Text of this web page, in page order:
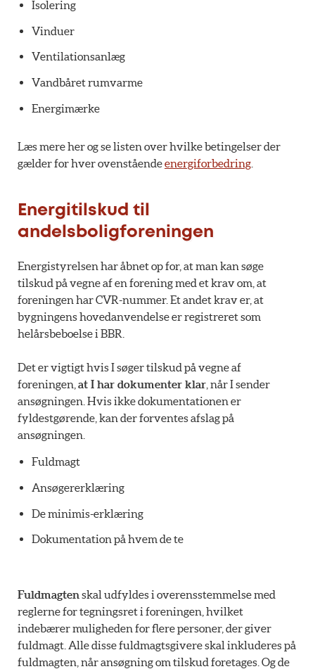
Isolering
Vinduer
Ventilationsanlæg
Vandbåret rumvarme
Energimærke
Læs mere her og se listen over hvilke betingelser der
gælder for hver ovenståendeenergiforbedring
Energitilskud til
andelsboligforeningen
Energistyrelsen har åbnet op for, at man kan søge
tilskud på vegne af en forening med et krav om, at
foreningen har CVR-nummer. Et andet krav er, at
bygningens hovedanvendelse er registreret som
helårsbeboelse i BBR.
Det er vigtigt hvis I søger tilskud på vegne af
foreningen, at I har dokumenter klar , når I sender
ansøgningen. Hvis ikke dokumentationen er
fyldestgørende, kan der forventes afslag på
ansøgningen.
Fuldmagt
Ansøgererklæring
De minimis-erklæring
Dokumentation på hvem de te
Fuldmagten skal udfyldes i overensstemmelse med
reglerne for tegningsret i foreningen, hvilket
indebærer muligheden for flere personer, der giver
fuldmagt. Alle disse fuldmagtsgivere skal inkluderes på
fuldmagten, når ansøgning om tilskud foretages. Og de